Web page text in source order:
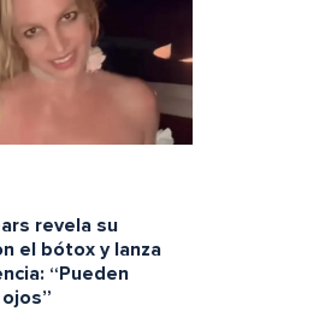
revela su
el bótox y lanza
“Pueden